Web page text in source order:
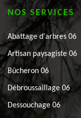
NOS SERVICES
Abattage d'arbres 06
Artisan paysagiste 06
Bûcheron 06
Débroussaillage 06
Dessouchage 06